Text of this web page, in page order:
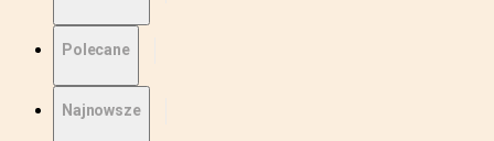
Polecane
Najnowsze